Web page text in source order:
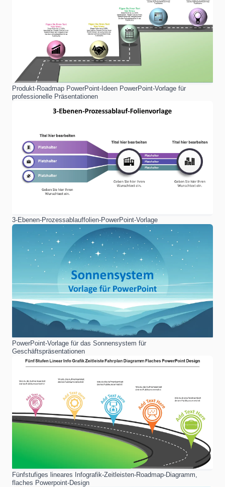
Produkt-Roadmap PowerPoint-Ideen PowerPoint-Vorlage für
professionelle Präsentationen
3-Ebenen-Prozessablauffolien-PowerPoint-Vorlage
PowerPoint-Vorlage für das Sonnensystem für
Geschäftspräsentationen
Fünfstufiges lineares Infografik-Zeitleisten-Roadmap-Diagramm,
flaches Powerpoint-Design